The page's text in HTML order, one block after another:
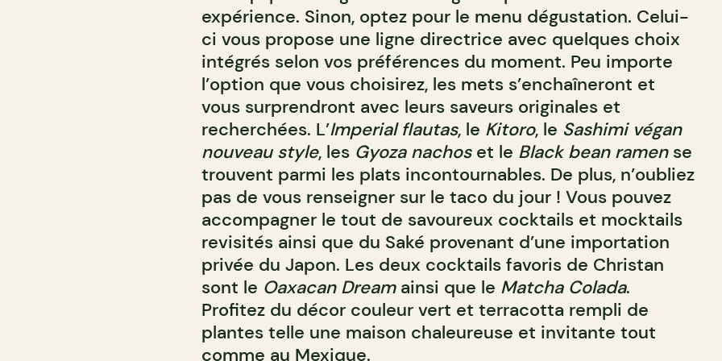
expérience. Sinon, optez pour le menu dégustation. Celui-
ci vous propose une ligne directrice avec quelques choix
intégrés selon vos préférences du moment. Peu importe
l’option que vous choisirez, les mets s’enchaîneront et
vous surprendront avec leurs saveurs originales et
recherchées. L’Imperial flautas, le Kitoro, le Sashimi végan
nouveau style, les Gyoza nachos et le Black bean ramen se
trouvent parmi les plats incontournables. De plus, n’oubliez
pas de vous renseigner sur le taco du jour ! Vous pouvez
accompagner le tout de savoureux cocktails et mocktails
revisités ainsi que du Saké provenant d’une importation
privée du Japon. Les deux cocktails favoris de Christan
sont le Oaxacan Dream ainsi que le Matcha Colada.
Profitez du décor couleur vert et terracotta rempli de
plantes telle une maison chaleureuse et invitante tout
comme au Mexique.